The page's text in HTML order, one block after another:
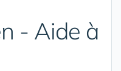
- Aide à